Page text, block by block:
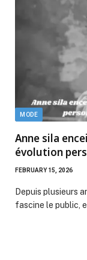
MODE
Anne sila
évolution
FEBRUARY 15, 2026
Depuis plusieurs
fascine le public,